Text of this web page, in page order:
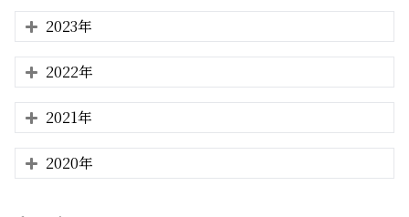
2023年
2022年
2021年
2020年